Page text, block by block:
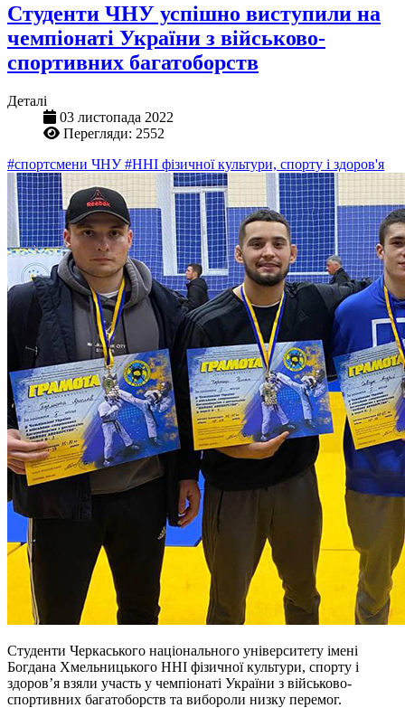
Студенти ЧНУ успішно виступили на
чемпіонаті України з військово-
спортивних багатоборств
Деталі
03 листопада 2022
Перегляди: 2552
#спортсмени ЧНУ#ННІ фізичної культури, спорту і здоров'я
Студенти Черкаського національного університету імені
Богдана Хмельницького ННІ фізичної культури, спорту і
здоров’я взяли участь у чемпіонаті України з військово-
спортивних багатоборств та вибороли низку перемог.